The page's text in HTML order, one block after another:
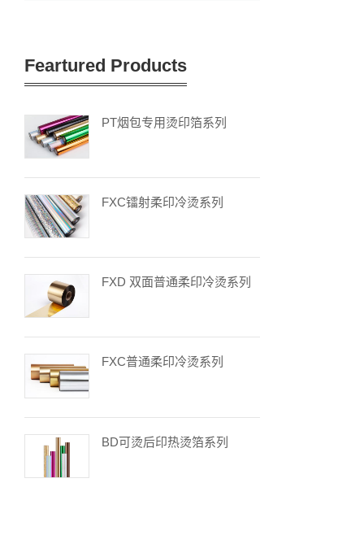
Feartured Products
PT烟包专用烫印箔系列
FXC镭射柔印冷烫系列
FXD 双面普通柔印冷烫系列
FXC普通柔印冷烫系列
BD可烫后印热烫箔系列